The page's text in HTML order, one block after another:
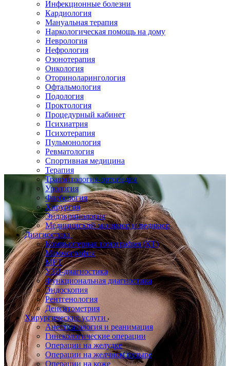
Инфекционные болезни
Кардиология
Мануальная терапия
Наркологическая помощь на дому
Неврология
Нефрология
Озонотерапия
Онкология
Оториноларингология
Офтальмология
Подология
Проктология
Процедурный кабинет
Психиатрия
Психотерапия
Пульмонология
Ревматология
Спортивная медицина
Терапия
Травматология-ортопедия
Урология
Флебология
Хирургия
Эндокринология
Медицинский маникюр и педикюр
Диагностика
Компьютерная томография (КТ)
Маммография
МРТ
УЗИ-диагностика
Функциональная диагностика
Эндоскопия
Рентгенология
Денситометрия
Хирургические услуги
Анестезиология и реанимация
Гинекологические операции
Операции на желудке
Операции на желчном пузыре
Операции на коже